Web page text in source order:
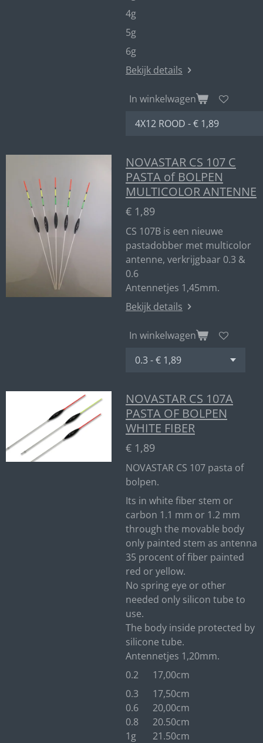
4g
5g
6g
Bekijk details
In winkelwagen
NOVASTAR CS 107 C
PASTA of BOLPEN
MULTICOLOR ANTENNE
€ 1,89
CS 107B is een nieuwe
pastadobber met multicolor
antenne, verkrijgbaar 0.3 &
0.6
Antennetjes 1,45mm.
Bekijk details
In winkelwagen
NOVASTAR CS 107A
PASTA OF BOLPEN
WHITE FIBER
€ 1,89
NOVASTAR CS 107 pasta of
bolpen.
Its in white fiber stem or
carbon 1.1 mm or 1.2 mm
through the movable body
only painted stem as antenna
35 procent of fiber painted
red or yellow.
No spring eye or other
needed only silicon tube to
use.
The body inside protected by
silicone tube.
Antennetjes 1,20mm.
0.2 17,00cm
0.3 17,50cm
0.6 20,00cm
0.8 20.50cm
1g 21.50cm